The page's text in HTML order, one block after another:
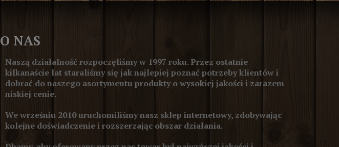
O NAS
Naszą działalność rozpoczęliśmy w 1997 roku. Przez ostatnie
kilkanaście lat staraliśmy się jak najlepiej poznać potrzeby klientów i
dobrać do naszego asortymentu produkty o wysokiej jakości i zarazem
niskiej cenie.
We wrześniu 2010 uruchomiliśmy nasz sklep internetowy, zdobywając
kolejne doświadczenie i rozszerzając obszar działania.